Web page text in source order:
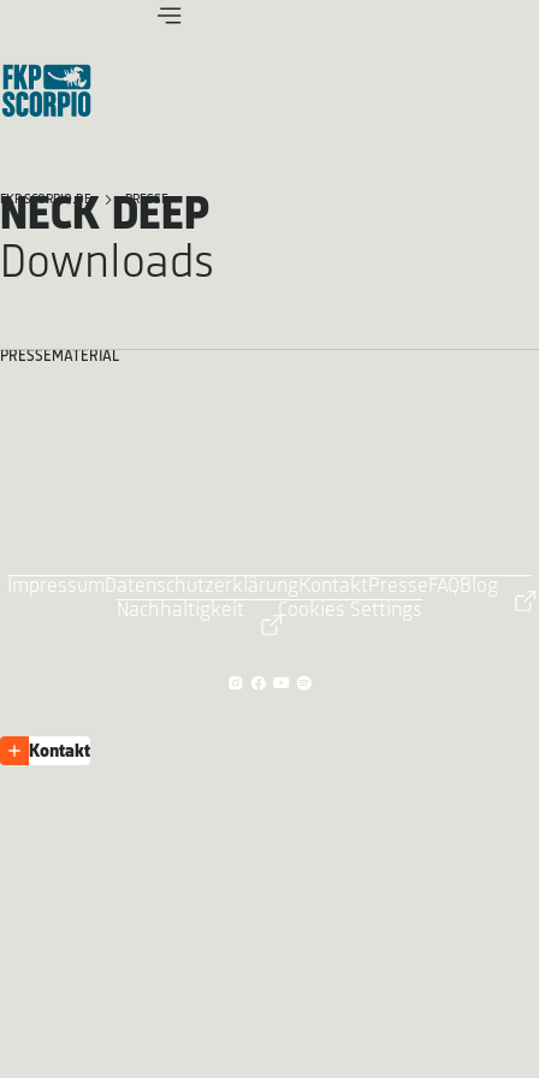
FKP SCORPIO.DE PRESSE
NECK DEEP
Downloads
PRESSEMATERIAL
ImpressumDatenschutzerklärungKontaktPresse FAQBlog
Nachhaltigkeit
Cookies Settings
Kontakt